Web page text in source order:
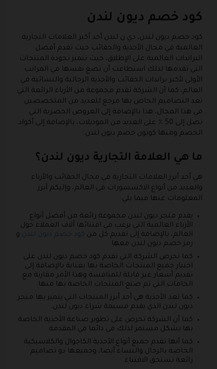
كود خصم ديون لندن
كود خصم ديون لندن، دي ن لندن أحد أكبر العلامات التجارية
العالمية في مجال الأحذية والحقائب حيث تقدم أفضل
البراندات العالمية على الإطلاق، حيث تتميز بجودة المنتجات
التي تقدمها لذلك استطاعت أن تضع نفسها في المراتب
الأولى لأكبر براندات الحقائب والأحذية الرجالية والنسائية في
العالم، كما أن الشركة تقدم مجموعة من الأزياء الرائعة التي
تعد التصاميم الخاص بها مرجع للعديد من المتخصصين
في هذا المجال، هذا بالإضافة إلى العروض الحصرية التي
تصل إلى 50 ٪ على العديد من الموديلات، بالإضافة إلى أكواد
الخصم ومنها كوبون خصم ديون لندن.
ما هي العلامة التجارية ديون لندن؟
هي أحد أبرز العلامات التجارية في مجال الحقائب والأزياء
والعديد من أنواع الاكسسورات في العالم، وإليكم أبرز
المعلومات عنها فيما يلي:
يقدم متجر ديون لندن مجموعة رائعة من أفضل أنواع
الأزياء العالمية التي يرغب في اقتنائها آلاف العملاء حول
العالم، بالإضافة إلى تقديم كل من كود خصم ديون لندن و
رمز خصم ديون لندن معها.
كما تحرص الشركة التي تقدم كود خصم ديون لندن على
اختيار جميع المنتجات الخاصة بها بعناية بالإضافة إلى
تقديم أسعار غير قابلة للمنافسة وهذا الأمر مقارنة مع
الخامات التي تم صنع المنتجات الخاصة بها منها.
كما تعد الأحذية هي أحد أبرز المنتجات التي يتميز بها متجر
ديون لندن الذي يقدم قسيمة شراء ديون لندن.
كما أن الشركة تحرص على تطوير صناعة الأحذية الخاصة
بها بشكل مستمر لذلك في دائما في المقدمة.
كما أنها تقدم جميع أنواع الأحذية الكاجوال والكلاسيكية
الخاصة بالرجال والنساء أيضا، وجميعها ذو تصاميم
رائعة تستحق الاقتناء.